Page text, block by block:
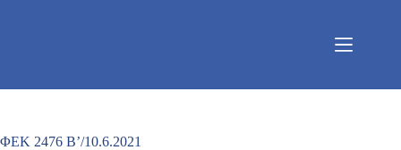
ΦΕΚ 2476 Β’/10.6.2021